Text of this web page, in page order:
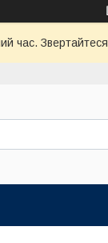
час.